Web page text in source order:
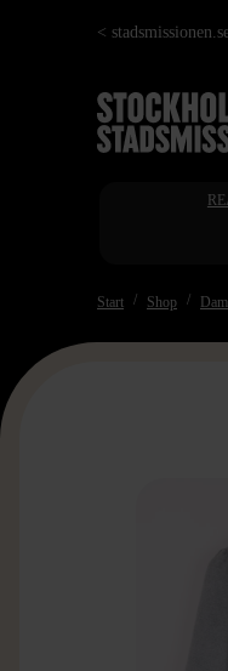
Hoppa
<
Start Shop Dam